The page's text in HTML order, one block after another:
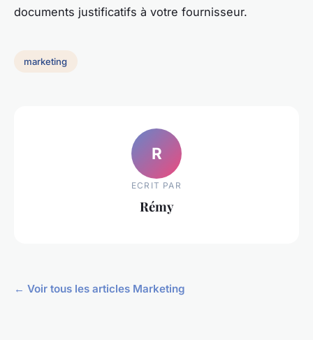
documents justificatifs à votre fournisseur.
marketing
R
ECRIT PAR
Rémy
← Voir tous les articles Marketing